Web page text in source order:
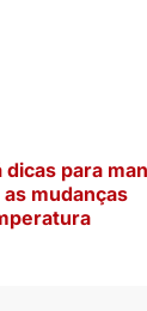
dicas para
mudanças